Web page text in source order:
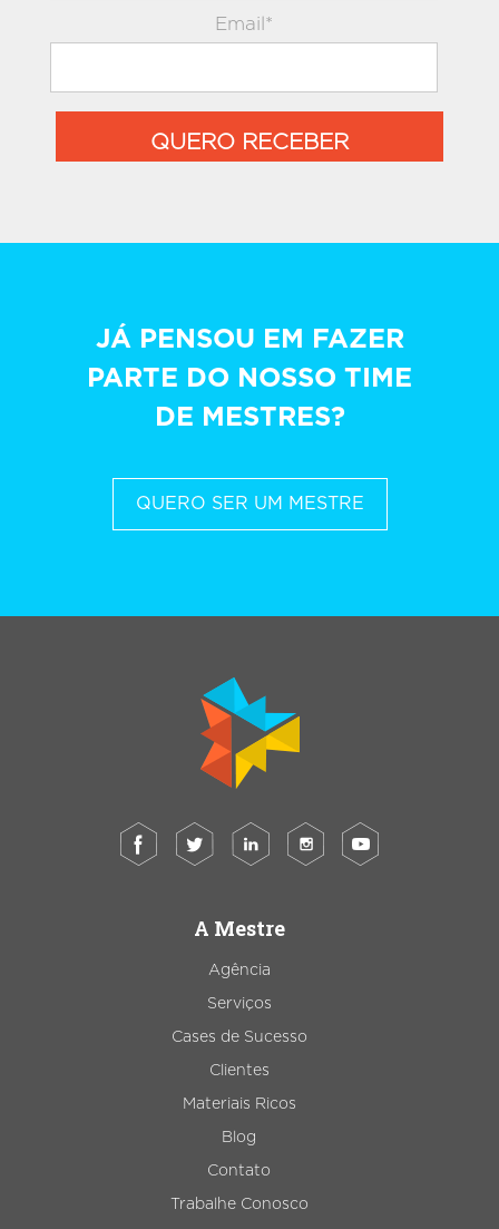
Email*
QUERO RECEBER
JÁ PENSOU EM FAZER
PARTE DO NOSSO TIME
DE MESTRES?
QUERO SER UM MESTRE
A Mestre
Agência
Serviços
Cases de Sucesso
Clientes
Materiais Ricos
Blog
Contato
Trabalhe Conosco